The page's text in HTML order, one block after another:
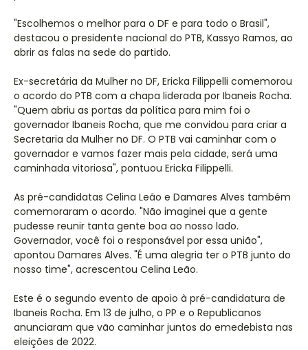
"Escolhemos o melhor para o DF e para todo o Brasil",
destacou o presidente nacional do PTB, Kassyo Ramos, ao
abrir as falas na sede do partido.
Ex-secretária da Mulher no DF, Ericka Filippelli comemorou
o acordo do PTB com a chapa liderada por Ibaneis Rocha.
"Quem abriu as portas da política para mim foi o
governador Ibaneis Rocha, que me convidou para criar a
Secretaria da Mulher no DF. O PTB vai caminhar com o
governador e vamos fazer mais pela cidade, será uma
caminhada vitoriosa", pontuou Ericka Filippelli.
As pré-candidatas Celina Leão e Damares Alves também
comemoraram o acordo. "Não imaginei que a gente
pudesse reunir tanta gente boa ao nosso lado.
Governador, você foi o responsável por essa união",
apontou Damares Alves. "É uma alegria ter o PTB junto do
nosso time", acrescentou Celina Leão.
Este é o segundo evento de apoio à pré-candidatura de
Ibaneis Rocha. Em 13 de julho, o PP e o Republicanos
anunciaram que vão caminhar juntos do emedebista nas
eleições de 2022.